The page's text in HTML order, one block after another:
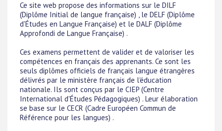
Ce site web propose des informations sur le DILF
(Diplôme Initial de langue française) , le DELF (Diplôme
d'Études en Langue Française) et le DALF (Diplôme
Approfondi de Langue Française) .
Ces examens permettent de valider et de valoriser les
compétences en français des apprenants. Ce sont les
seuls diplômes officiels de français langue étrangères
délivrés par le ministère français de l'éducation
nationale. Ils sont conçus par le CIEP (Centre
International d'Études Pédagogiques) . Leur élaboration
se base sur le CECR (Cadre Européen Commun de
Référence pour les langues) .